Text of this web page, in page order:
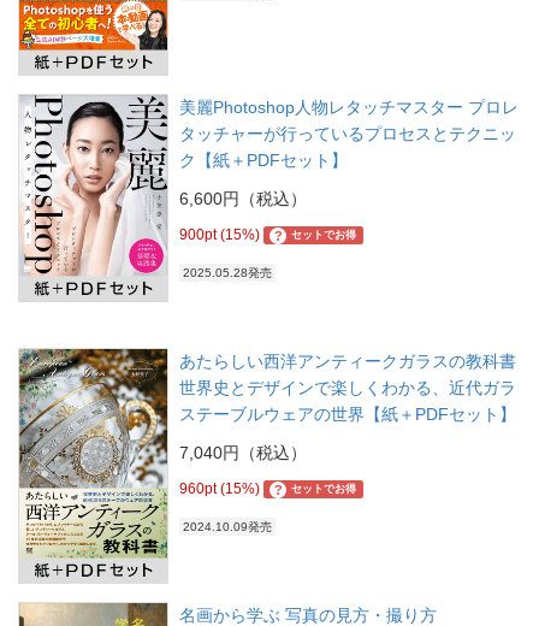
美麗Photoshop人物レタッチマスター プロレ
タッチャーが行っているプロセスとテクニッ
ク【紙＋PDFセット】
6,600円（税込）
900pt (15%) ? セットでお得
2025.05.28発売
あたらしい西洋アンティークガラスの教科書
世界史とデザインで楽しくわかる、近代ガラ
ステーブルウェアの世界【紙＋PDFセット】
7,040円（税込）
960pt (15%) ? セットでお得
2024.10.09発売
名画から学ぶ 写真の見方・撮り方